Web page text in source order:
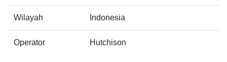
Wilayah Indonesia
Operator Hutchison